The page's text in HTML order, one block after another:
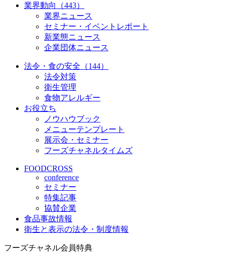
業界動向（443）
業界ニュース
セミナー・イベントレポート
新業態ニュース
企業団体ニュース
法令・食の安全（144）
法令対策
衛生管理
食物アレルギー
お役立ち
ノウハウブック
メニューテンプレート
展示会・セミナー
フーズチャネルタイムズ
FOODCROSS
conference
セミナー
特集記事
協賛企業
食品事故情報
衛生と表示の法令・制度情報
フーズチャネル会員特典